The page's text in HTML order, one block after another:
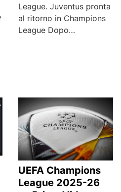
League. Juventus pronta
al ritorno in Champions
League Dopo…
UEFA Champions
League 2025-26